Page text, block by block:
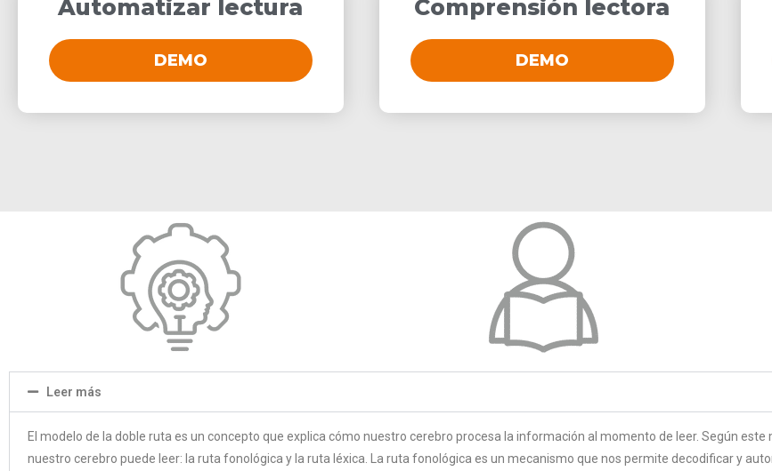
Automatizar lectura
DEMO
Comprensión lectora
DEMO
Leer más
El modelo de la doble ruta es un concepto que explica cómo nuestro cerebro procesa la información al momento de leer. Según
nuestro cerebro puede leer: la ruta fonológica y la ruta léxica. La ruta fonológica es un mecanismo que nos permite decodificar y